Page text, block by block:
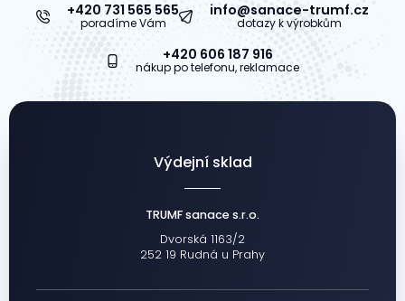
+420 731 565 565
poradíme Vám
info@sanace-trumf.cz
dotazy k výrobkům
+420 606 187 916
nákup po telefonu, reklamace
Výdejní sklad
TRUMF sanace s.r.o.
Dvorská 1163/2
252 19 Rudná u Prahy